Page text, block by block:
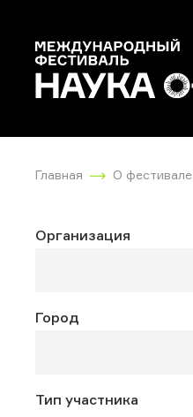
Главная О фестивале
Организация
Город
Тип участника